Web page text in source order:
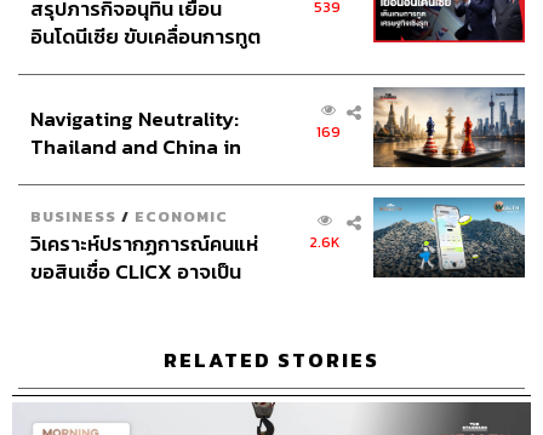
สรุปภารกิจอนุทิน เยือน
อินโดนีเซีย ขับเคลื่อนการทูต
อินโดนีเซีย
539
Navigating Neutrality:
Thailand and China in
169
BUSINESS / ECONOMIC
วิเคราะห์ปรากฏการณ์คนแห่
ขอสินเชื่อ CLICX อาจเป็น
2.6K
RELATED STORIES